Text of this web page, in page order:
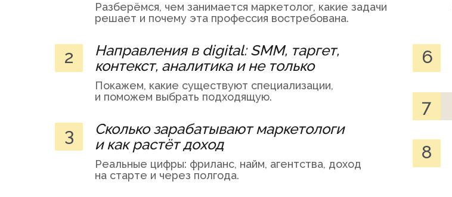
Разберёмся, чем занимается маркетолог, какие задачи
решает и почему эта профессия востребована.
Покажем, какие существуют специализации,
и поможем выбрать подходящую.
Реальные цифры: фриланс, найм, агентства, доход
на старте и через полгода.
Направления в digital: SMM, таргет,
контекст, аналитика и не только
Сколько зарабатывают маркетологи
и как растёт доход
2
3
6
8
7